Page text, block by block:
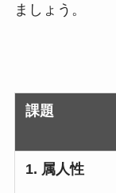
ましょう。
課題
1. 属人性